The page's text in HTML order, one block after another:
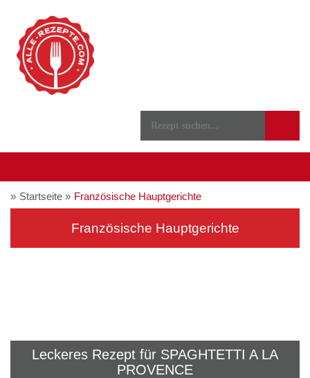
Startseite Französische Hauptgerichte
Französische Hauptgerichte
Leckeres Rezept für SPAGHTETTI A LA
PROVENCE